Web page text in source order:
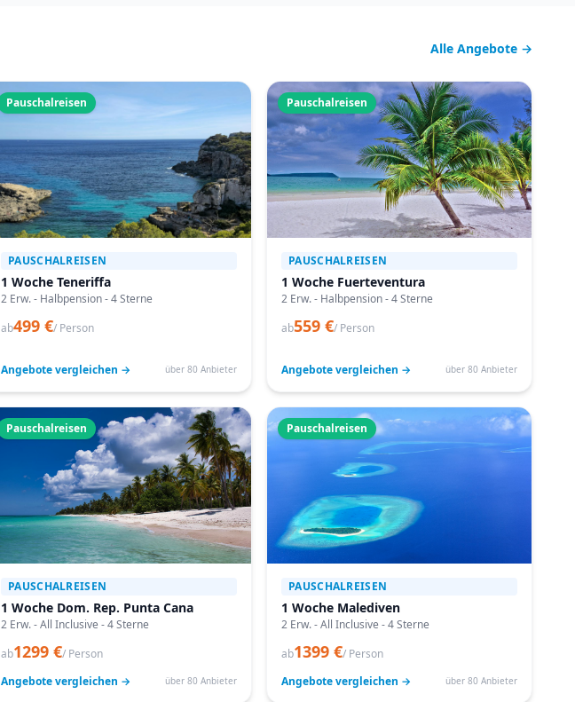
Alle Angebote →
Pauschalreisen
PAUSCHALREISEN
1 Woche Teneriffa
2 Erw. - Halbpension - 4 Sterne
ab499 €/ Person
Angebote vergleichen → über 80 Anbieter
Pauschalreisen
PAUSCHALREISEN
1 Woche Fuerteventura
2 Erw. - Halbpension - 4 Sterne
ab559 €/ Person
Angebote vergleichen → über 80 Anbieter
Pauschalreisen
PAUSCHALREISEN
1 Woche Dom. Rep. Punta Cana
2 Erw. - All Inclusive - 4 Sterne
ab1299 €/ Person
Angebote vergleichen →
über 80 Anbieter
Pauschalreisen
PAUSCHALREISEN
1 Woche Malediven
2 Erw. - All Inclusive - 4 Sterne
ab1399 €/ Person
Angebote vergleichen →
über 80 Anbieter